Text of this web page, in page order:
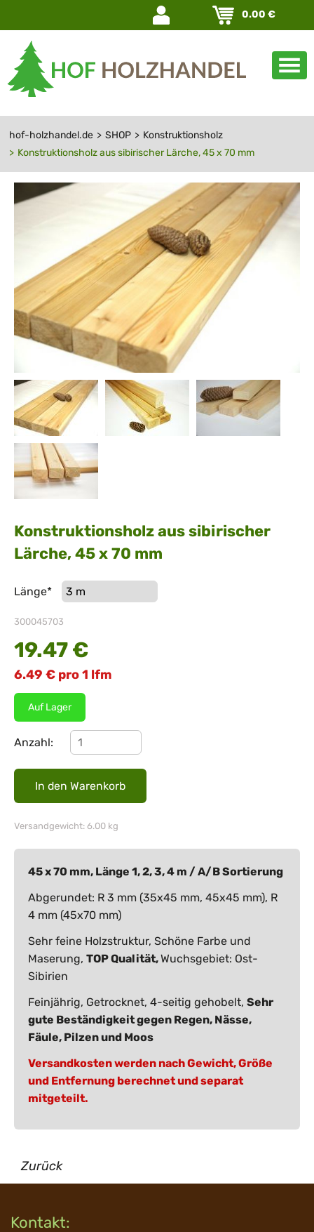
Navigation
überspringen
0.00 €
hof-holzhandel.de SHOP
Konstruktionsholz
Konstruktionsholz aus sibirischer Lärche, 45 x 70 mm
Konstruktionsholz aus sibirischer
Lärche, 45 x 70 mm
Pflichtfeld
Länge*
300045703
19.47€
6.49 € pro 1 lfm
Auf Lager
Anzahl:
Versandgewicht: 6.00 kg
45 x 70 mm, Länge 1, 2, 3, 4 m / A/B Sortierung
Abgerundet: R 3 mm (35x45 mm, 45x45 mm), R
4 mm (45x70 mm)
Sehr feine Holzstruktur, Schöne Farbe und
Maserung, TOP Qualität,Wuchsgebiet: Ost-
Sibirien
Feinjährig, Getrocknet, 4-seitig gehobelt, Sehr
gute Beständigkeit gegen Regen, Nässe,
Fäule, Pilzen und Moos
Versandkosten werden nach Gewicht, Größe
und Entfernung berechnet und separat
mitgeteilt.
Zurück
Kontakt: